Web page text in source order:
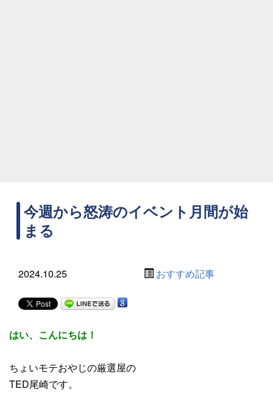
今週から怒涛のイベント月間が始
まる
2024.10.25 おすすめ記事
はい、こんにちは！
ちょいモテおやじの厳選屋の
TED尾崎です。